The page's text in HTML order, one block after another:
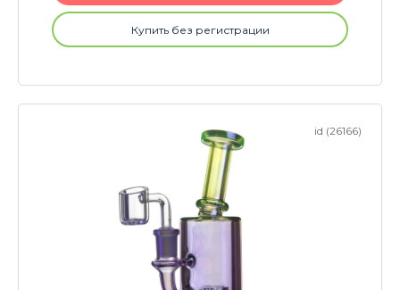
Купить без регистрации
id (26166)